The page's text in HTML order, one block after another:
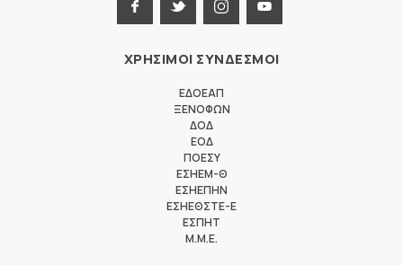
ΧΡΗΣΙΜΟΙ ΣΥΝΔΕΣΜΟΙ
ΕΔΟΕΑΠ
ΞΕΝΟΦΩΝ
ΔΟΔ
ΕΟΔ
ΠΟΕΣΥ
ΕΣΗΕΜ-Θ
ΕΣΗΕΠΗΝ
ΕΣΗΕΘΣΤΕ-Ε
ΕΣΠΗΤ
M.M.E.